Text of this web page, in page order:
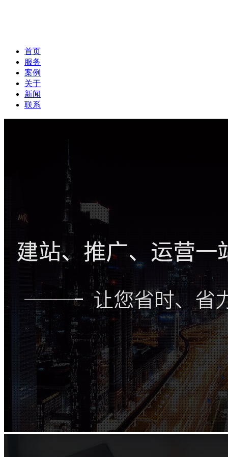
首页
服务
案例
关于
新闻
联系